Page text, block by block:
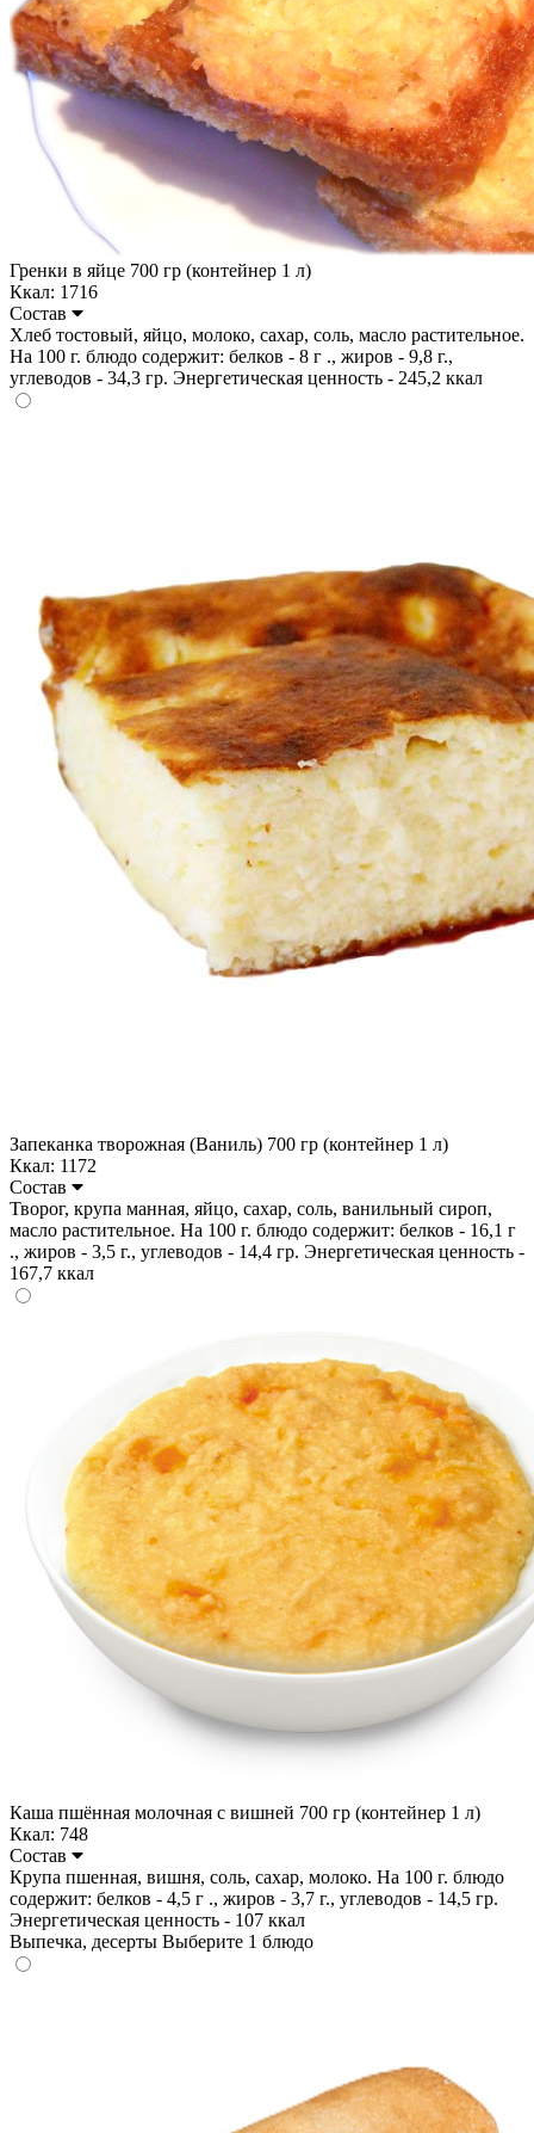
Гренки в яйце 700 гр (контейнер 1 л)
Ккал: 1716
Состав
Хлеб тостовый, яйцо, молоко, сахар, соль, масло растительное.
На 100 г. блюдо содержит: белков - 8 г ., жиров - 9,8 г.,
углеводов - 34,3 гр. Энергетическая ценность - 245,2 ккал
Запеканка творожная (Ваниль) 700 гр (контейнер 1 л)
Ккал: 1172
Состав
Творог, крупа манная, яйцо, сахар, соль, ванильный сироп,
масло растительное. На 100 г. блюдо содержит: белков - 16,1 г
., жиров - 3,5 г., углеводов - 14,4 гр. Энергетическая ценность -
167,7 ккал
Каша пшённая молочная с вишней 700 гр (контейнер 1 л)
Ккал: 748
Состав
Крупа пшенная, вишня, соль, сахар, молоко. На 100 г. блюдо
содержит: белков - 4,5 г ., жиров - 3,7 г., углеводов - 14,5 гр.
Энергетическая ценность - 107 ккал
Выпечка, десерты Выберите 1 блюдо